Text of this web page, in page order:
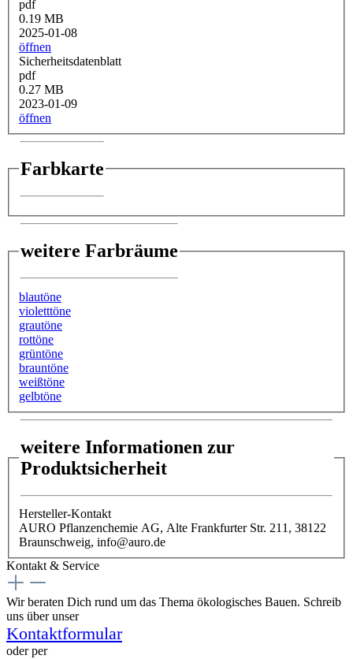
pdf
0.19 MB
2025-01-08
öffnen
Sicherheitsdatenblatt
pdf
0.27 MB
2023-01-09
öffnen
Farbkarte
weitere Farbräume
blautöne
violetttöne
grautöne
rottöne
grüntöne
brauntöne
weißtöne
gelbtöne
weitere Informationen zur
Produktsicherheit
Hersteller-Kontakt
AURO Pflanzenchemie AG, Alte Frankfurter Str. 211, 38122
Braunschweig, info@auro.de
Kontakt & Service
Wir beraten Dich rund um das Thema ökologisches Bauen. Schreib
uns über unser
Kontaktformular
oder per